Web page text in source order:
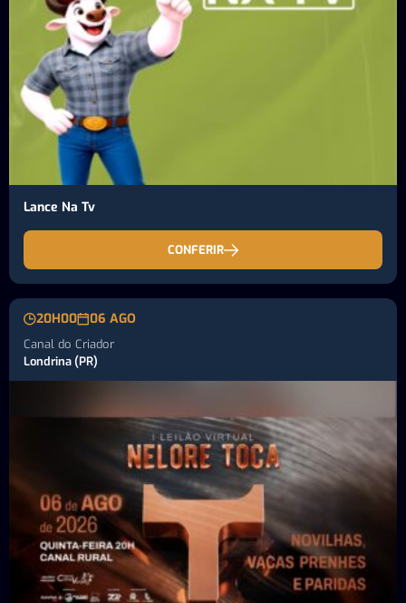
Lance Na Tv
CONFERIR
20H00 06 AGO
Canal do Criador
Londrina (PR)